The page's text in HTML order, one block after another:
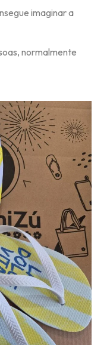
imaginar a
normalmente